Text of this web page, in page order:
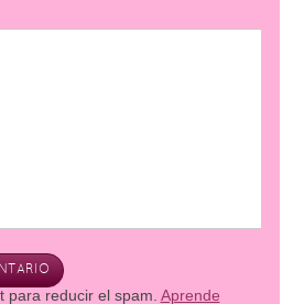
para reducir el spam. Aprende